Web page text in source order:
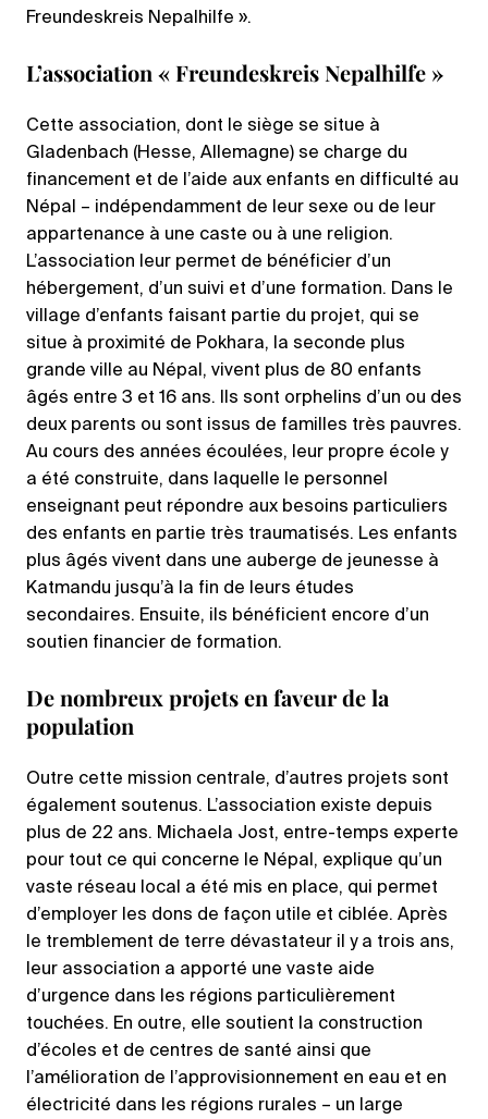
Freundeskreis Nepalhilfe ».
L’association « Freundeskreis Nepalhilfe »
Cette association, dont le siège se situe à
Gladenbach (Hesse, Allemagne) se charge du
financement et de l’aide aux enfants en difficulté au
Népal – indépendamment de leur sexe ou de leur
appartenance à une caste ou à une religion.
L’association leur permet de bénéficier d’un
hébergement, d’un suivi et d’une formation. Dans le
village d’enfants faisant partie du projet, qui se
situe à proximité de Pokhara, la seconde plus
grande ville au Népal, vivent plus de 80 enfants
âgés entre 3 et 16 ans. Ils sont orphelins d’un ou des
deux parents ou sont issus de familles très pauvres.
Au cours des années écoulées, leur propre école y
a été construite, dans laquelle le personnel
enseignant peut répondre aux besoins particuliers
des enfants en partie très traumatisés. Les enfants
plus âgés vivent dans une auberge de jeunesse à
Katmandu jusqu’à la fin de leurs études
secondaires. Ensuite, ils bénéficient encore d’un
soutien financier de formation.
De nombreux projets en faveur de la
population
Outre cette mission centrale, d’autres projets sont
également soutenus. L’association existe depuis
plus de 22 ans. Michaela Jost, entre-temps experte
pour tout ce qui concerne le Népal, explique qu’un
vaste réseau local a été mis en place, qui permet
d’employer les dons de façon utile et ciblée. Après
le tremblement de terre dévastateur il y a trois ans,
leur association a apporté une vaste aide
d’urgence dans les régions particulièrement
touchées. En outre, elle soutient la construction
d’écoles et de centres de santé ainsi que
l’amélioration de l’approvisionnement en eau et en
électricité dans les régions rurales – un large